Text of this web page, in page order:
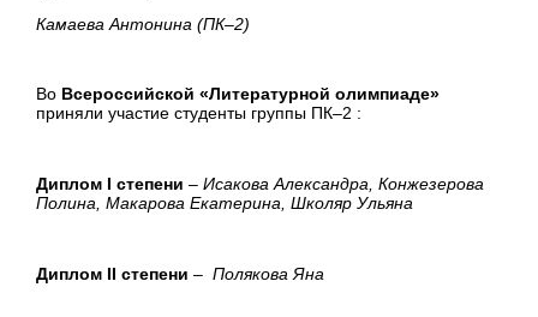
Камаева Антонина (ПК–2)
Во Всероссийской «Литературной олимпиаде»
приняли участие студенты группы ПК–2 :
Диплом I степени – Исакова Александра, Конжезерова
Полина, Макарова Екатерина, Школяр Ульяна
Диплом II степени – Полякова Яна